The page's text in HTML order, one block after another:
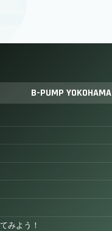
B-PUMP YOKOHAMA
みよう！